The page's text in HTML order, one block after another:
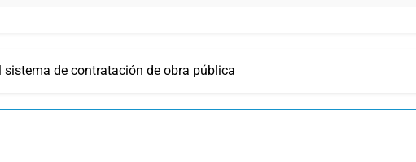
sistema de contratación de obra pública